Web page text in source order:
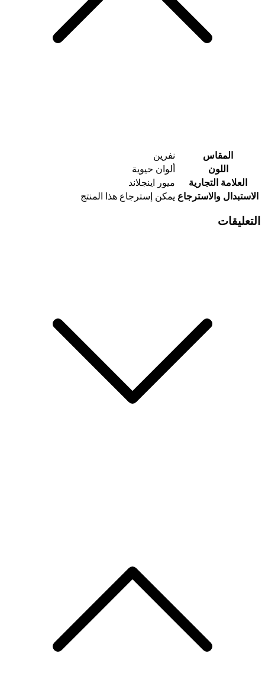
المقاس
نفرين
اللون
ألوان حيوية
العلامة التجارية
ميور اينجلاند
الاستبدال والاسترجاع يمكن إسترجاع هذا المنتج
التعليقات